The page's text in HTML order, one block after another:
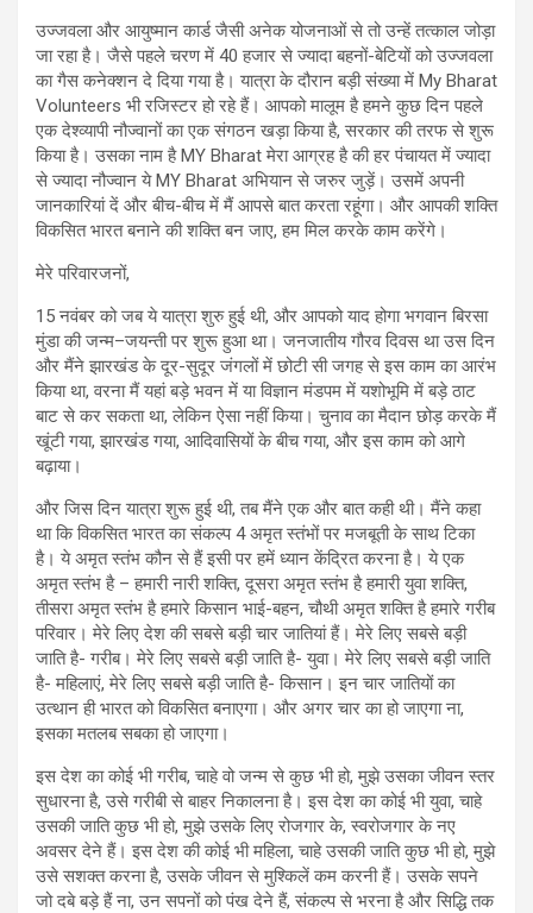
उज्जवला और आयुष्मान कार्ड जैसी अनेक योजनाओं से तो उन्हें तत्काल जोड़ा
जा रहा है। जैसे पहले चरण में 40 हजार से ज्यादा बहनों-बेटियों को उज्जवला
का गैस कनेक्शन दे दिया गया है। यात्रा के दौरान बड़ी संख्या में My Bharat
Volunteers भी रजिस्टर हो रहे हैं। आपको मालूम है हमने कुछ दिन पहले
एक देश्‍व्‍यापी नौज्‍वानों का एक संगठन खड़ा किया है, सरकार की तरफ से शुरू
किया है। उसका नाम है MY Bharat मेरा आग्रह है की हर पंचायत में ज्यादा
से ज्यादा नौज्‍वान ये MY Bharat अभियान से जरुर जुड़ें। उसमें अपनी
जानकारियां दें और बीच-बीच में मैं आपसे बात करता रहूंगा। और आपकी शक्ति
विकसित भारत बनाने की शक्ति बन जाए, हम मिल करके काम करेंगे।
मेरे परिवारजनों,
15 नवंबर को जब ये यात्रा शुरु हुई थी, और आपको याद होगा भगवान बिरसा
मुंडा की जन्‍म–जयन्‍ती पर शुरू हुआ था। जनजातीय गौरव दिवस था उस दिन
और मैंने झारखंड के दूर-सुदूर जंगलों में छोटी सी जगह से इस काम का आरंभ
किया था, वरना मैं यहां बड़े भवन में या विज्ञान मंडपम में यशोभूमि में बड़े ठाट
बाट से कर सकता था, लेकिन ऐसा नहीं किया। चुनाव का मैदान छोड़ करके मैं
खूंटी गया, झारखंड गया, आदिवासियों के बीच गया, और इस काम को आगे
बढ़ाया।
और जिस दिन यात्रा शुरू हुई थी, तब मैंने एक और बात कही थी। मैंने कहा
था कि विकसित भारत का संकल्प 4 अमृत स्तंभों पर मजबूती के साथ टिका
है। ये अमृत स्तंभ कौन से हैं इसी पर हमें ध्‍यान केंद्रित करना है। ये एक
अमृत स्तंभ है – हमारी नारी शक्ति, दूसरा अमृत स्‍तंभ है हमारी युवा शक्ति,
तीसरा अमृत स्‍तंभ है हमारे किसान भाई-बहन, चौथी अमृत शक्ति है हमारे गरीब
परिवार। मेरे लिए देश की सबसे बड़ी चार जातियां हैं। मेरे लिए सबसे बड़ी
जाति है- गरीब। मेरे लिए सबसे बड़ी जाति है- युवा। मेरे लिए सबसे बड़ी जाति
है- महिलाएं, मेरे लिए सबसे बड़ी जाति है- किसान। इन चार जातियों का
उत्थान ही भारत को विकसित बनाएगा। और अगर चार का हो जाएगा ना,
इसका मतलब सबका हो जाएगा।
इस देश का कोई भी गरीब, चाहे वो जन्म से कुछ भी हो, मुझे उसका जीवन स्तर
सुधारना है, उसे गरीबी से बाहर निकालना है। इस देश का कोई भी युवा, चाहे
उसकी जाति कुछ भी हो, मुझे उसके लिए रोजगार के, स्वरोजगार के नए
अवसर देने हैं। इस देश की कोई भी महिला, चाहे उसकी जाति कुछ भी हो, मुझे
उसे सशक्त करना है, उसके जीवन से मुश्किलें कम करनी हैं। उसके सपने
जो दबे बड़े हैं ना, उन सपनों को पंख देने हैं, संकल्‍प से भरना है और सिद्धि तक